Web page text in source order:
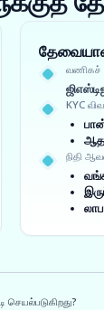
வணிகச்
KYC
நிதி
செயல்படுகிறது?